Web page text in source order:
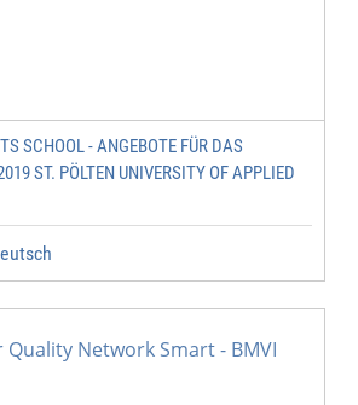
SCHOOL - ANGEBOTE FÜR DAS
ST. PÖLTEN UNIVERSITY OF APPLIED